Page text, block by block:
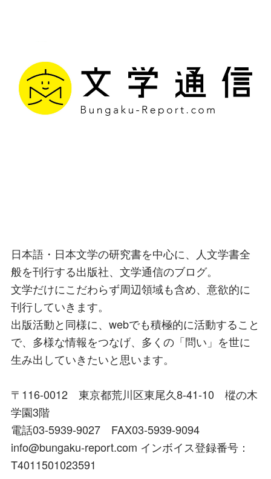
日本語・日本文学の研究書を中心に、人文学書全
般を刊行する出版社、文学通信のブログ。
文学だけにこだわらず周辺領域も含め、意欲的に
刊行していきます。
出版活動と同様に、webでも積極的に活動すること
で、多様な情報をつなげ、多くの「問い」を世に
生み出していきたいと思います。
〒116-0012 東京都荒川区東尾久8-41-10 樅の木
学園3階
電話03-5939-9027 FAX03-5939-9094
info@bungaku-report.com インボイス登録番号：
T4011501023591